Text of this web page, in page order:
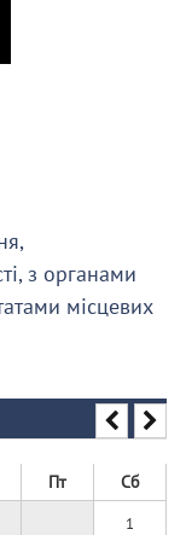
з органами
місцевих
Пт Сб
1